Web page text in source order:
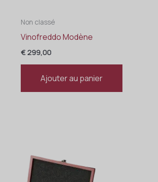
Non classé
Vinofreddo Modène
€ 299,00
Ajouter au panier